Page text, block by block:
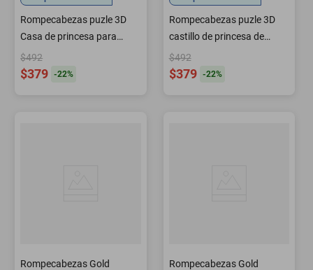
Rompecabezas puzle 3D
Casa de princesa para
niñas Morado HOGAWAY
$492
$379 -22%
Rompecabezas puzle 3D
castillo de princesa de
Frozzen para niñas Azul
HOGAWAY
$492
$379 -22%
Rompecabezas Gold
Rompecabezas Gold